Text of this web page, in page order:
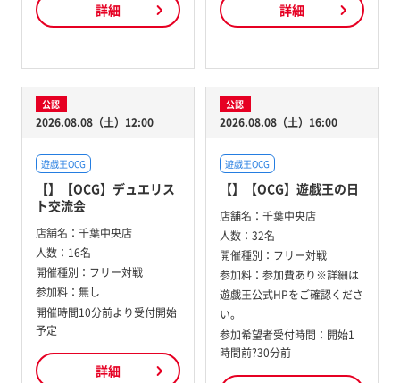
詳細 詳細
公認
2026.08.08（土）12:00
遊戯王OCG
【】【OCG】デュエリス
ト交流会
店舗名： 千葉中央店
人数： 16名
開催種別： フリー対戦
参加料： 無し
開催時間10分前より受付開始
予定
詳細
公認
2026.08.08（土）16:00
遊戯王OCG
【】【OCG】遊戯王の日
店舗名： 千葉中央店
人数： 32名
開催種別： フリー対戦
参加料： 参加費あり※詳細は
遊戯王公式HPをご確認くださ
い。
参加希望者受付時間：開始1
時間前?30分前